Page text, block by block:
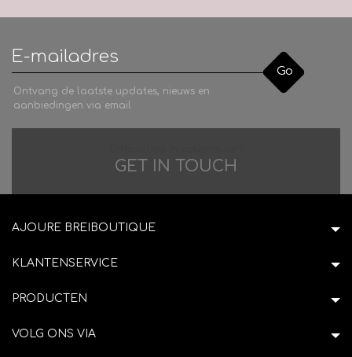
Go
Ontvang de laatste updates, nieuws en
aanbiedingen via email
GET IN TOUCH
AJOURE BREIBOUTIQUE
KLANTENSERVICE
PRODUCTEN
VOLG ONS VIA